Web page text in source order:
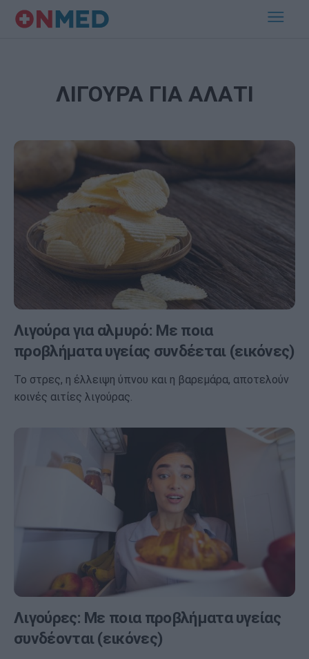
ΛΙΓΟΥΡΑ ΓΙΑ ΑΛΑΤΙ
Λιγούρα για αλμυρό: Με ποια
προβλήματα υγείας συνδέεται (εικόνες)
Το στρες, η έλλειψη ύπνου και η βαρεμάρα, αποτελούν
κοινές αιτίες λιγούρας.
Λιγούρες: Με ποια προβλήματα υγείας
συνδέονται (εικόνες)